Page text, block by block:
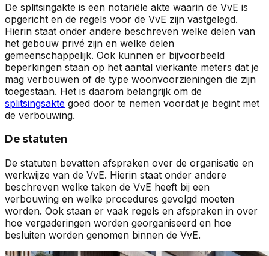
De splitsingakte is een notariële akte waarin de VvE is
opgericht en de regels voor de VvE zijn vastgelegd.
Hierin staat onder andere beschreven welke delen van
het gebouw privé zijn en welke delen
gemeenschappelijk. Ook kunnen er bijvoorbeeld
beperkingen staan op het aantal vierkante meters dat je
mag verbouwen of de type woonvoorzieningen die zijn
toegestaan. Het is daarom belangrijk om de
splitsingsakte goed door te nemen voordat je begint met
de verbouwing.
De statuten
De statuten bevatten afspraken over de organisatie en
werkwijze van de VvE. Hierin staat onder andere
beschreven welke taken de VvE heeft bij een
verbouwing en welke procedures gevolgd moeten
worden. Ook staan er vaak regels en afspraken in over
hoe vergaderingen worden georganiseerd en hoe
besluiten worden genomen binnen de VvE.